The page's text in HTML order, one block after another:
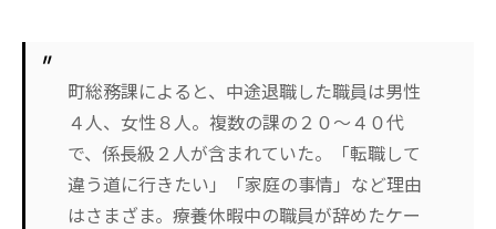
町総務課によると、中途退職した職員は男性
４人、女性８人。複数の課の２０～４０代
で、係長級２人が含まれていた。「転職して
違う道に行きたい」「家庭の事情」など理由
はさまざま。療養休暇中の職員が辞めたケー